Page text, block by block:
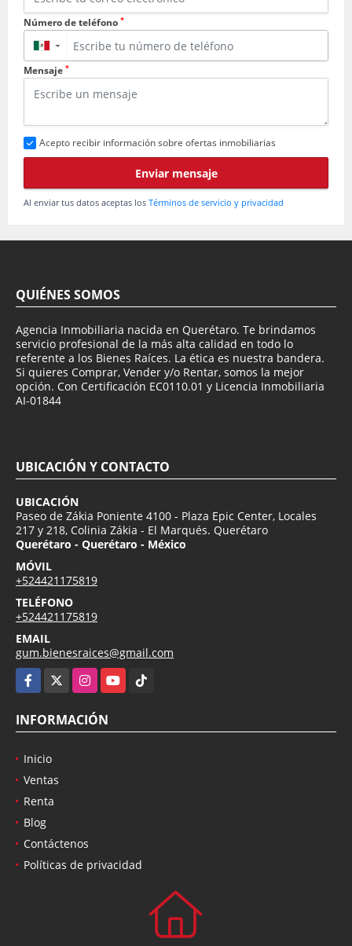
Número de teléfono *
▼
Mensaje *
Acepto recibir información sobre ofertas inmobiliarias
Enviar mensaje
Al enviar tus datos aceptas los Términos de servicio y privacidad
QUIÉNES SOMOS
Agencia Inmobiliaria nacida en Querétaro. Te brindamos
servicio profesional de la más alta calidad en todo lo
referente a los Bienes Raíces. La ética es nuestra bandera.
Si quieres Comprar, Vender y/o Rentar, somos la mejor
opción. Con Certificación EC0110.01 y Licencia Inmobiliaria
AI-01844
UBICACIÓN Y CONTACTO
UBICACIÓN
Paseo de Zákia Poniente 4100 - Plaza Epic Center, Locales
217 y 218, Colinia Zákia - El Marqués. Querétaro
Querétaro - Querétaro - México
MÓVIL
+524421175819
TELÉFONO
+524421175819
EMAIL
gum.bienesraices@gmail.com
Facebook
InstagramYouTubeTikTok
INFORMACIÓN
Inicio
Ventas
Renta
Blog
Contáctenos
Políticas de privacidad